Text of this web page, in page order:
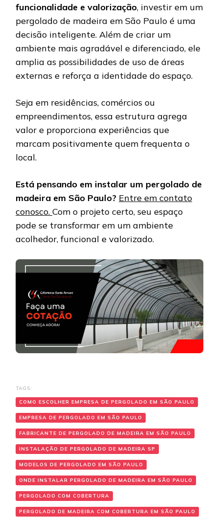
funcionalidade e valorização, investir em um
pergolado de madeira em São Paulo é uma
decisão inteligente. Além de criar um
ambiente mais agradável e diferenciado, ele
amplia as possibilidades de uso de áreas
externas e reforça a identidade do espaço.
Seja em residências, comércios ou
empreendimentos, essa estrutura agrega
valor e proporciona experiências que
marcam positivamente quem frequenta o
local.
Está pensando em instalar um pergolado de
madeira em São Paulo? Entre em contato
conosco. Com o projeto certo, seu espaço
pode se transformar em um ambiente
acolhedor, funcional e valorizado.
TAGS:
COMO ESCOLHER EMPRESA DE PERGOLADO EM SÃO PAULO
EMPRESA DE PERGOLADO EM SÃO PAULO
FABRICANTE DE PERGOLADO DE MADEIRA EM SÃO PAULO
INSTALAÇÃO DE PERGOLADO DE MADEIRA SP
MODELOS DE PERGOLADO EM SÃO PAULO
ONDE INSTALAR PERGOLADO DE MADEIRA EM SÃO PAULO
PERGOLADO COM COBERTURA
PERGOLADO DE MADEIRA COM COBERTURA EM SÃO PAULO